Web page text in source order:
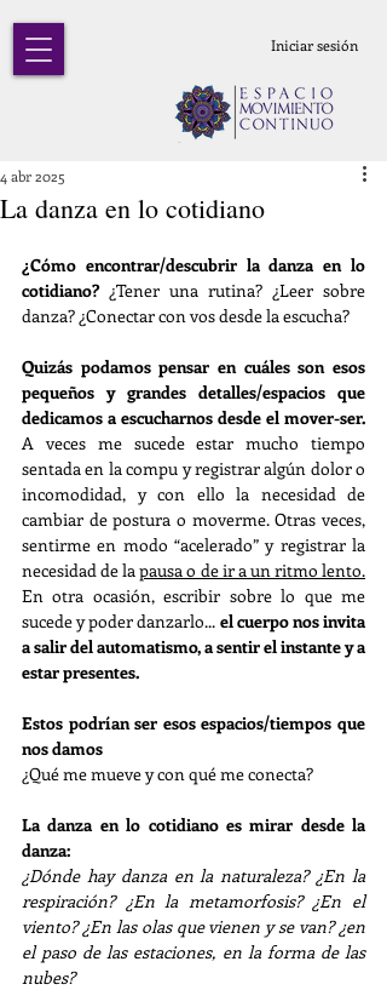
Iniciar sesión
La danza en lo cotidiano
4 abr 2025
¿Cómo encontrar/descubrir la danza en lo
cotidiano? ¿Tener una rutina? ¿Leer sobre
danza? ¿Conectar con vos desde la escucha?
Quizás podamos pensar en cuáles son esos
pequeños y grandes detalles/espacios que
A veces me sucede estar mucho tiempo
sentada en la compu y registrar algún dolor o
incomodidad, y con ello la necesidad de
cambiar de postura o moverme. Otras veces,
sentirme en modo “acelerado” y registrar la
necesidad de la pausa o de ir a un ritmo lento.
En otra ocasión, escribir sobre lo que me
sucede y poder danzarlo... el cuerpo nos invita
a salir del automatismo, a sentir el instante y a
estar presentes.
Estos podrían ser esos espacios/tiempos que
nos damos
¿Qué me mueve y con qué me conecta?
La danza en lo cotidiano es mirar desde la
danza:
¿Dónde hay danza en la naturaleza? ¿En la
respiración? ¿En la metamorfosis? ¿En el
viento? ¿En las olas que vienen y se van? ¿en
el paso de las estaciones, en la forma de las
nubes?